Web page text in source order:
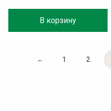
В корзину
← 1 2